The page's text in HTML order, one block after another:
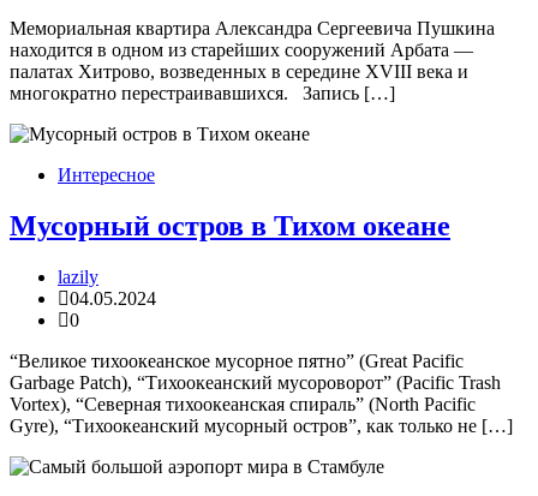
Мемориальная квартира Александра Сергеевича Пушкина
находится в одном из старейших сооружений Арбата —
палатах Хитрово, возведенных в середине XVIII века и
многократно перестраивавшихся. Запись […]
Интересное
Мусорный остров в Тихом океане
lazily
04.05.2024
0
“Великое тихоокеанское мусорное пятно” (Great Pacific
Garbage Patch), “Тихоокеанский мусороворот” (Pacific Trash
Vortex), “Северная тихоокеанская спираль” (North Pacific
Gyre), “Тихоокеанский мусорный остров”, как только не […]